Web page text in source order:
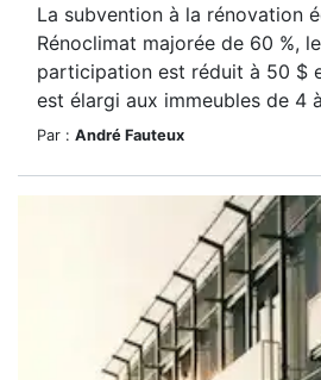
La subvention à la rénovation
Rénoclimat majorée de 60 %,
participation est réduit à 50 $
est élargi aux immeubles de 4
Par : André Fauteux